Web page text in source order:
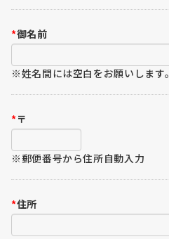
*御名前
※姓名間には空白をお願いします。
*〒
※郵便番号から住所自動入力
*住所